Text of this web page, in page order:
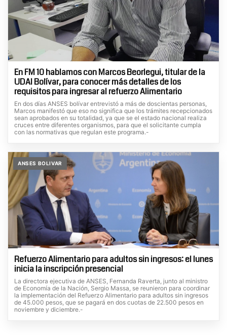
En FM 10 hablamos con Marcos Beorlegui, titular de la
UDAI Bolívar, para conocer más detalles de los
requisitos para ingresar al refuerzo Alimentario
En dos días ANSES bolívar entrevistó a más de doscientas personas,
Marcos manifestó que eso no significa que los trámites recepcionados
sean aprobados en su totalidad, ya que se el estado nacional realiza
cruces entre diferentes organismos, para que el solicitante cumpla
con las normativas que regulan este programa.-
ANSES BOLIVAR
Refuerzo Alimentario para adultos sin ingresos: el lunes
inicia la inscripción presencial
La directora ejecutiva de ANSES, Fernanda Raverta, junto al ministro
de Economía de la Nación, Sergio Massa, se reunieron para coordinar
la implementación del Refuerzo Alimentario para adultos sin ingresos
de 45.000 pesos, que se pagará en dos cuotas de 22.500 pesos en
noviembre y diciembre.-